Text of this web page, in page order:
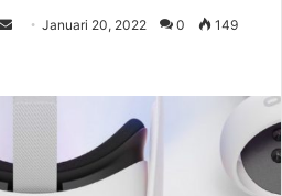
a
e
Januari 20, 2022 0 149